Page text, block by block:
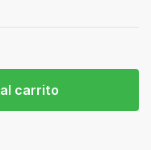
carrito